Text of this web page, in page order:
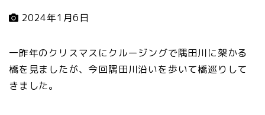
2024年1月6日
一昨年のクリスマスにクルージングで隅田川に架かる
橋を見ましたが、今回隅田川沿いを歩いて橋巡りして
きました。